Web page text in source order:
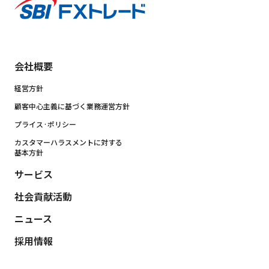
会社概要
経営方針
顧客中心主義に基づく業務運営方針
プライス·ポリシー
カスタマーハラスメントに対する
基本方針
サービス
社会貢献活動
ニュース
採用情報